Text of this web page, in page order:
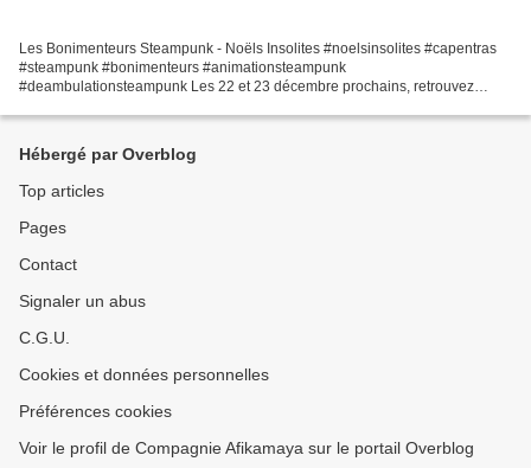
Les Bonimenteurs Steampunk - Noëls Insolites #noelsinsolites #capentras
#steampunk #bonimenteurs #animationsteampunk
#deambulationsteampunk Les 22 et 23 décembre prochains, retrouvez
Hébergé par Overblog
Top articles
Pages
Contact
Signaler un abus
C.G.U.
Cookies et données personnelles
Préférences cookies
Voir le profil de Compagnie Afikamaya sur le portail Overblog